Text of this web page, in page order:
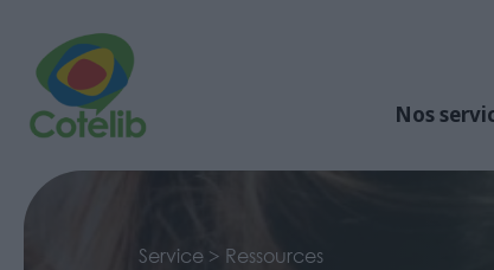
Nos
Service > Ressources